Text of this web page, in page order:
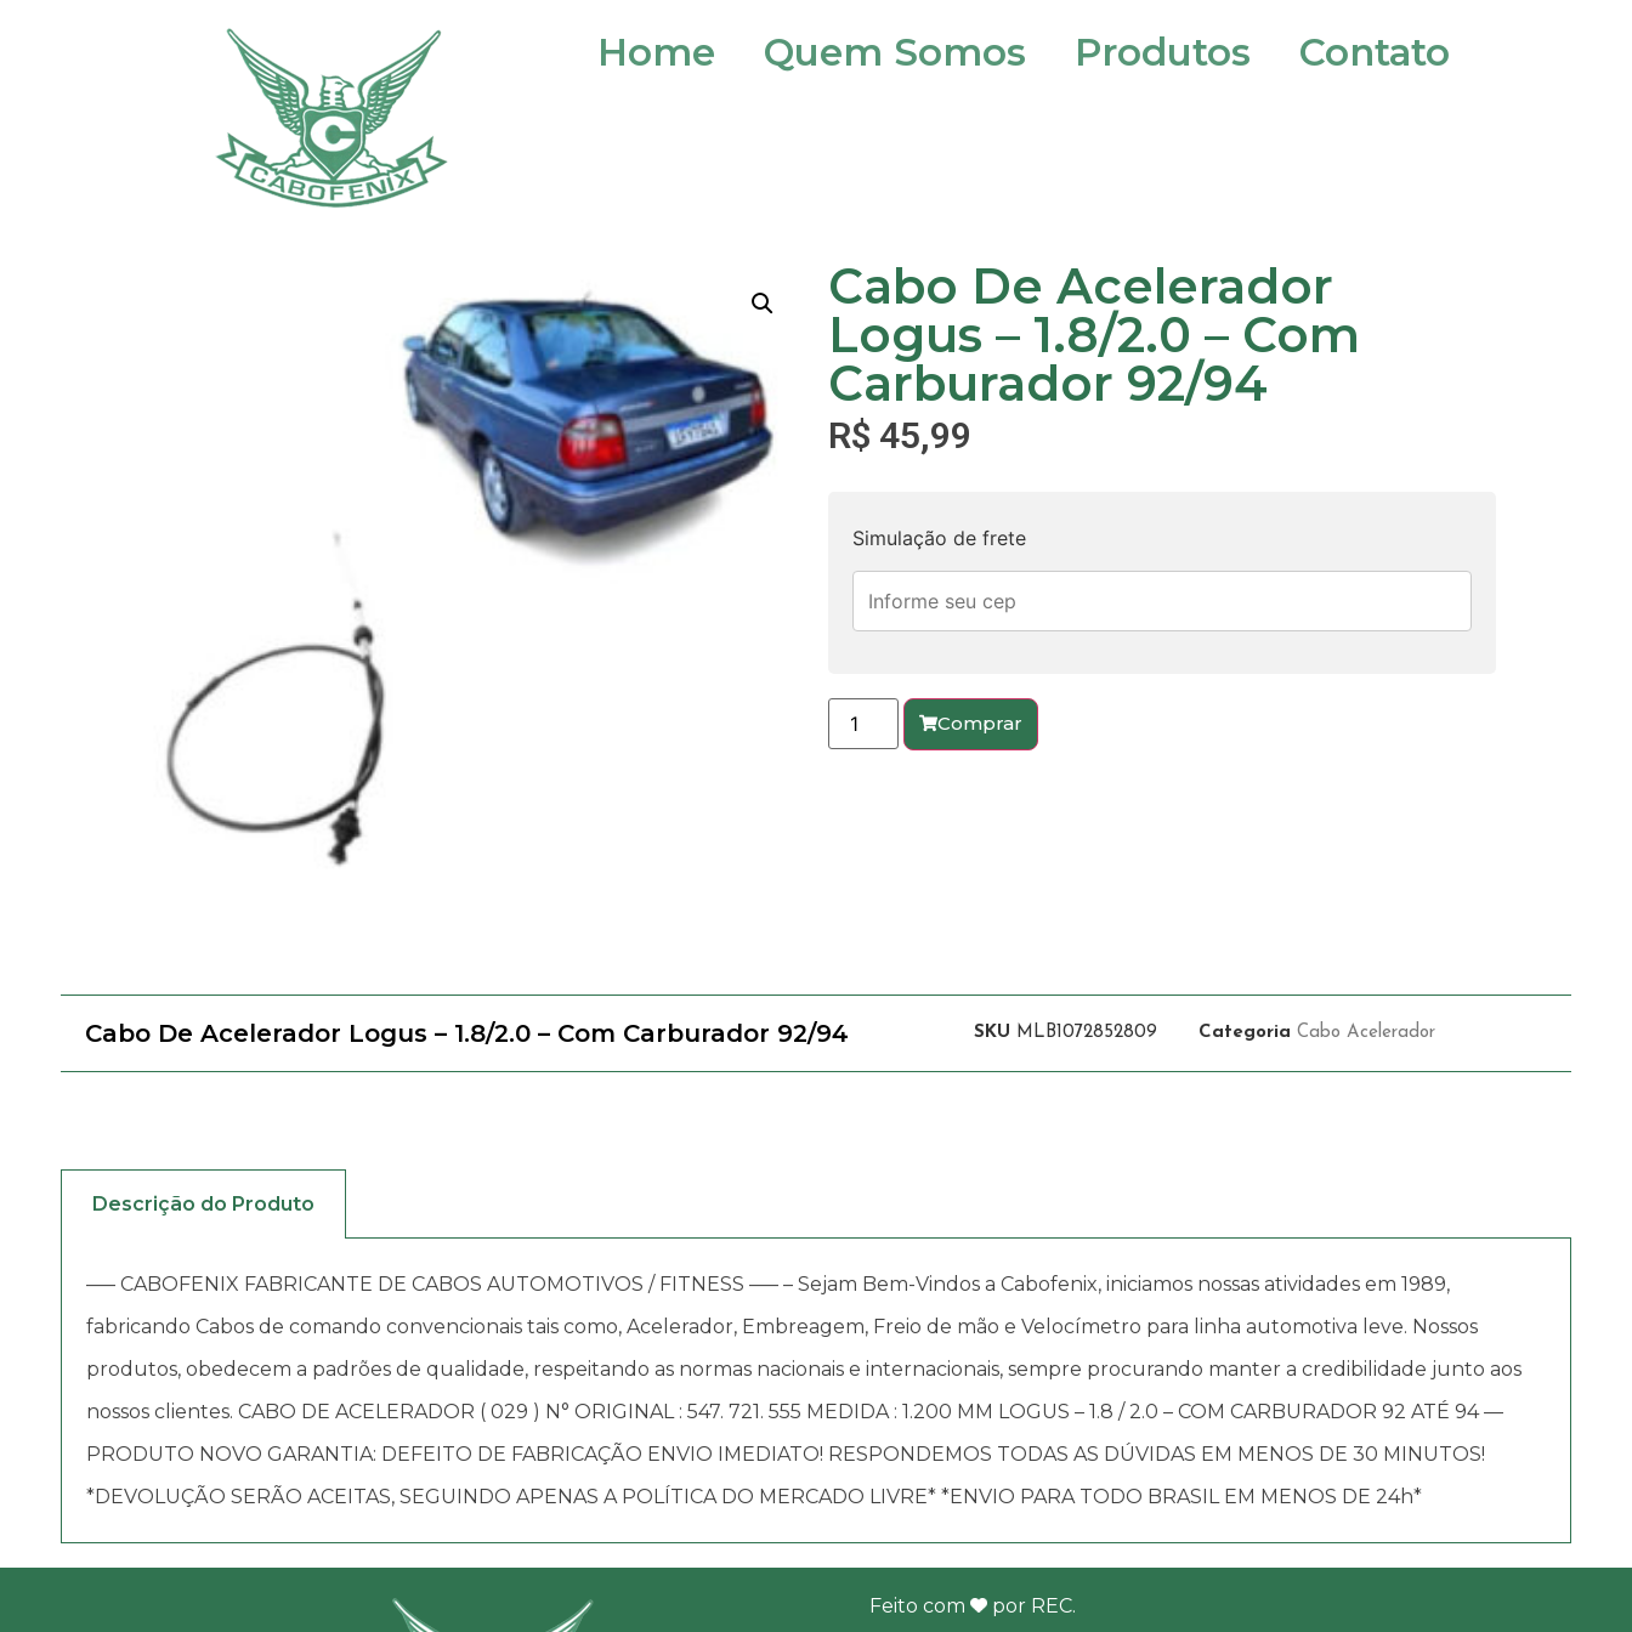
Home Quem Somos Produtos Contato
Cabo De Acelerador
Logus – 1.8/2.0 – Com
Carburador 92/94
R$ 45,99
Simulação de frete
Comprar
Cabo De Acelerador Logus – 1.8/2.0 – Com Carburador 92/94 SKU MLB1072852809 Categoria Cabo Acelerador
Descrição do Produto
—– CABOFENIX FABRICANTE DE CABOS AUTOMOTIVOS / FITNESS —– – Sejam Bem-Vindos a Cabofenix, iniciamos nossas atividades em 1989,
fabricando Cabos de comando convencionais tais como, Acelerador, Embreagem, Freio de mão e Velocímetro para linha automotiva leve. Nossos
produtos, obedecem a padrões de qualidade, respeitando as normas nacionais e internacionais, sempre procurando manter a credibilidade junto aos
nossos clientes. CABO DE ACELERADOR ( 029 ) N° ORIGINAL : 547. 721. 555 MEDIDA : 1.200 MM LOGUS – 1.8 / 2.0 – COM CARBURADOR 92 ATÉ 94 —
PRODUTO NOVO GARANTIA: DEFEITO DE FABRICAÇÃO ENVIO IMEDIATO! RESPONDEMOS TODAS AS DÚVIDAS EM MENOS DE 30 MINUTOS!
*DEVOLUÇÃO SERÃO ACEITAS, SEGUINDO APENAS A POLÍTICA DO MERCADO LIVRE* *ENVIO PARA TODO BRASIL EM MENOS DE 24h*
Feito com por REC.